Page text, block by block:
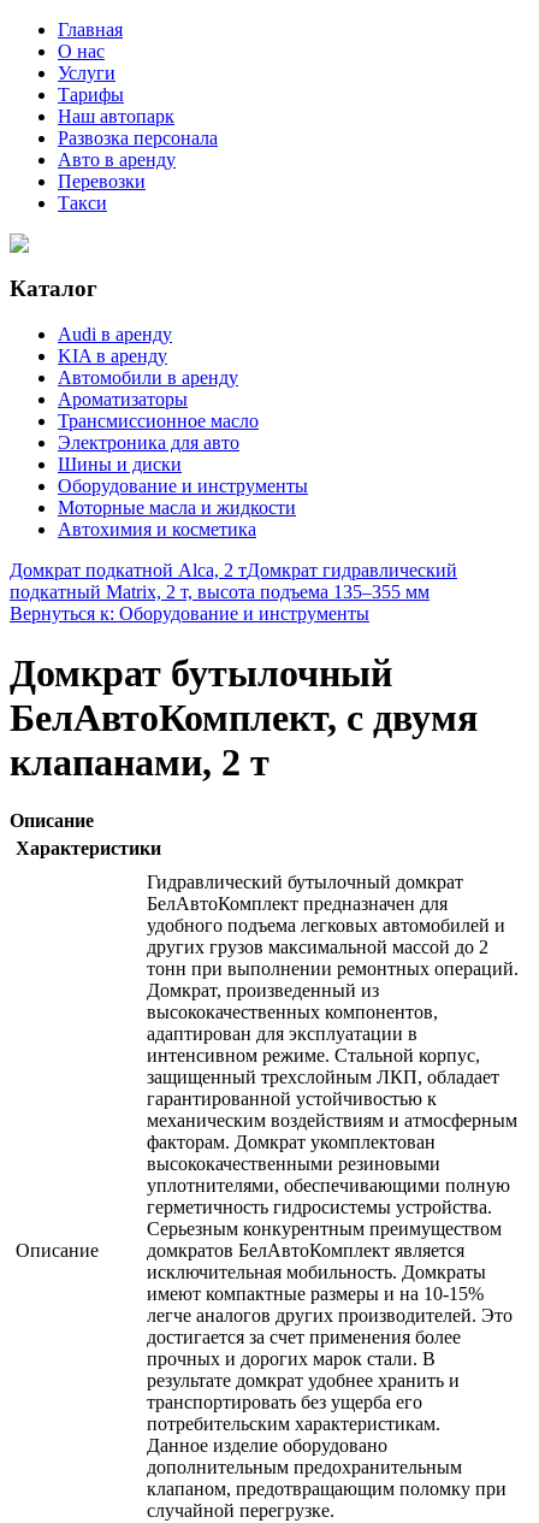
Главная
О нас
Услуги
Тарифы
Наш автопарк
Развозка персонала
Авто в аренду
Перевозки
Такси
Каталог
Audi в аренду
KIA в аренду
Автомобили в аренду
Ароматизаторы
Трансмиссионное масло
Электроника для авто
Шины и диски
Оборудование и инструменты
Моторные масла и жидкости
Автохимия и косметика
Домкрат подкатной Alca, 2 тДомкрат гидравлический
подкатный Matrix, 2 т, высота подъема 135–355 мм
Вернуться к: Оборудование и инструменты
Домкрат бутылочный
БелАвтоКомплект, с двумя
клапанами, 2 т
Описание
Характеристики
Описание
Гидравлический бутылочный домкрат
БелАвтоКомплект предназначен для
удобного подъема легковых автомобилей и
других грузов максимальной массой до 2
тонн при выполнении ремонтных операций.
Домкрат, произведенный из
высококачественных компонентов,
адаптирован для эксплуатации в
интенсивном режиме. Стальной корпус,
защищенный трехслойным ЛКП, обладает
гарантированной устойчивостью к
механическим воздействиям и атмосферным
факторам. Домкрат укомплектован
высококачественными резиновыми
уплотнителями, обеспечивающими полную
герметичность гидросистемы устройства.
Серьезным конкурентным преимуществом
домкратов БелАвтоКомплект является
исключительная мобильность. Домкраты
имеют компактные размеры и на 10-15%
легче аналогов других производителей. Это
достигается за счет применения более
прочных и дорогих марок стали. В
результате домкрат удобнее хранить и
транспортировать без ущерба его
потребительским характеристикам.
Данное изделие оборудовано
дополнительным предохранительным
клапаном, предотвращающим поломку при
случайной перегрузке.